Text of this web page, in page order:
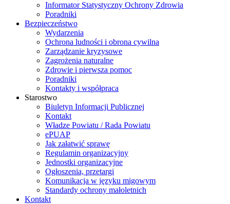
Informator Statystyczny Ochrony Zdrowia
Poradniki
Bezpieczeństwo
Wydarzenia
Ochrona ludności i obrona cywilna
Zarządzanie kryzysowe
Zagrożenia naturalne
Zdrowie i pierwsza pomoc
Poradniki
Kontakty i współpraca
Starostwo
Biuletyn Informacji Publicznej
Kontakt
Władze Powiatu / Rada Powiatu
ePUAP
Jak załatwić sprawę
Regulamin organizacyjny
Jednostki organizacyjne
Ogłoszenia, przetargi
Komunikacja w języku migowym
Standardy ochrony małoletnich
Kontakt